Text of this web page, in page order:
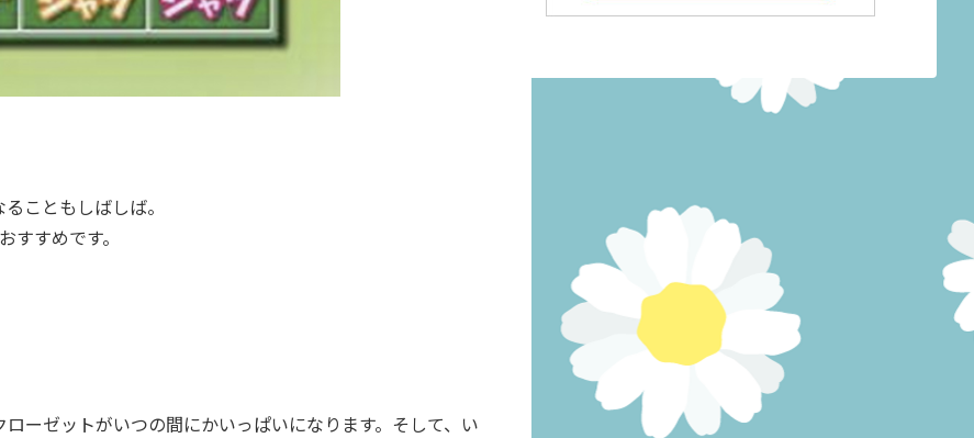
こともしばしば。
すすめです。
ーゼットがいつの間にかいっぱいになります。そして、い